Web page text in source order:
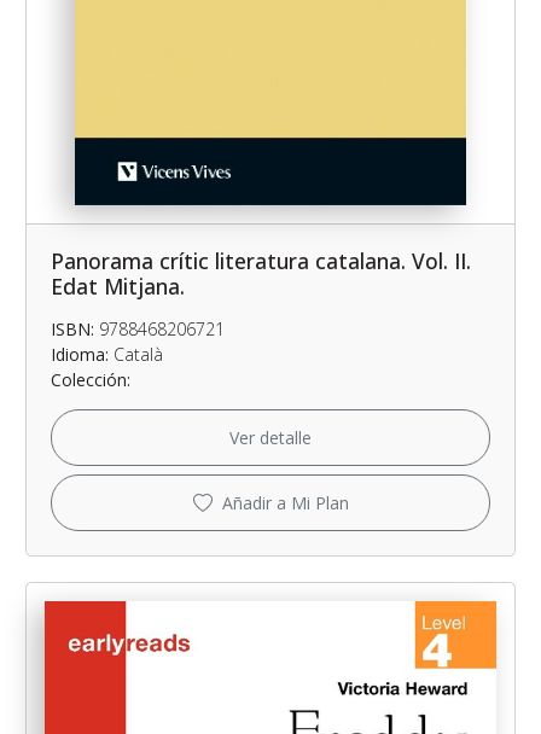
Panorama crític literatura catalana. Vol. II.
Edat Mitjana.
ISBN: 9788468206721
Idioma: Català
Colección:
Ver detalle
Añadir a Mi Plan